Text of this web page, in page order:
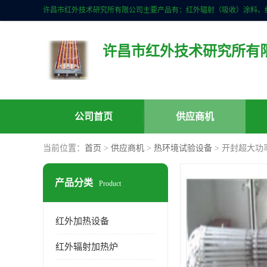
许昌市红外技术研究所有
公司首页 供应商机
当前位置： 首页 > 供应商机 > 热环境试验设备 > 开封超大功
产品分类 Product
红外加热设备
红外辐射加热炉